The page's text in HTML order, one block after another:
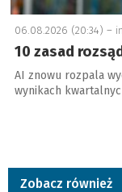
06.08.2026 (20:34) –
10 zasad
AI znowu rozpala
wynikach
Zobacz również